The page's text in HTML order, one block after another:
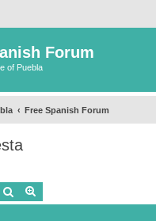
Forum
of Puebla
Free Spanish Forum
Buscar